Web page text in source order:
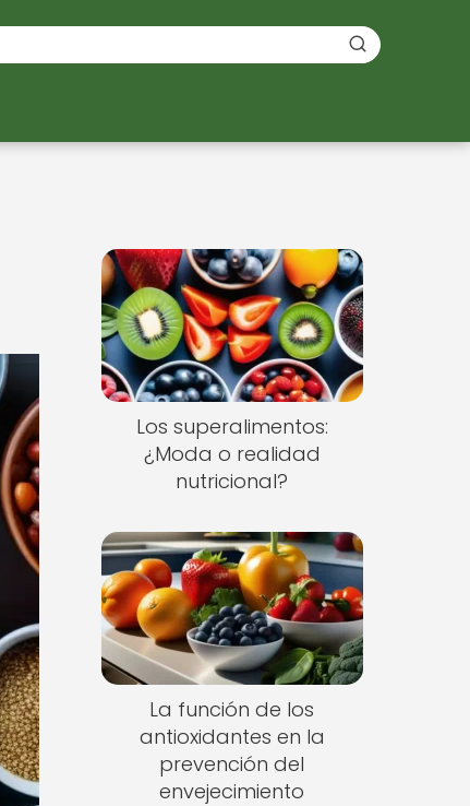
Los superalimentos:
¿Moda o realidad
nutricional?
La función de los
antioxidantes en la
prevención del
envejecimiento